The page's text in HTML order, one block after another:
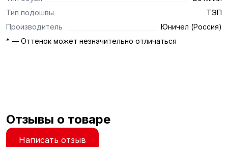
Тип подошвы
ТЭП
Производитель
Юничел (Россия)
* — Оттенок может незначительно отличаться
Отзывы о товаре
Написать отзыв